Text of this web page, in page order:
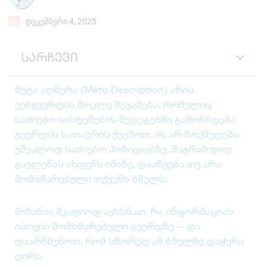
ᲓᲔᲙᲔᲛᲑᲔᲠᲘ 4, 2025
სარჩევი
მეტა აღწერა (Meta Description) არის
ვებგვერდის მოკლე შეჯამება, რომელიც
საძიებო სისტემების შედეგებში გამოჩნდება
გვერდის სათაურის ქვემოთ. ის არ მოქმედებს
უშუალოდ საძიებო პოზიციებზე, მაგრამ დიდ
გავლენას ახდენს იმაზე, დააწვება თუ არა
მომხმარებელი თქვენს ბმულს.
მიზანია მკაფიოდ ავხსნათ, რა ინფორმაციას
იპოვის მომხმარებელი გვერდზე — და
დაარწმუნოთ, რომ სწორედ ამ ბმულზე დაჭერა
ღირს.